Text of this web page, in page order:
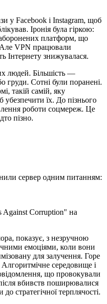
у Facebook і Instagram, щоб
Іронія була гіркою:
платформ, що
VPN працювали
Інтернету знижувалася.
людей. Більшість —
груди. Сотні були поранені.
такій самій, яку
убезпечити їх. До пізнього
роботи соцмереж. Це
пізно.
сервер одним питанням:
Against Corruption" на
показує, з незручною
емоціями, коли вони
для залучення. Горе
середовище і
що провокували
вбивств поширювалися
стратегічної терплячості.